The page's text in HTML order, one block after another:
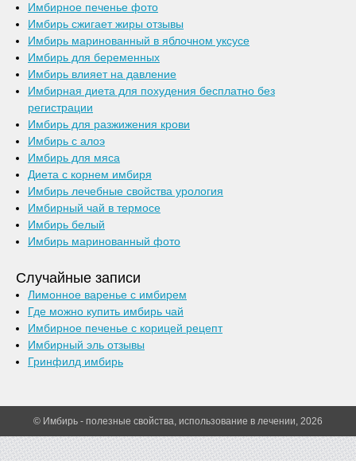
Имбирное печенье фото
Имбирь сжигает жиры отзывы
Имбирь маринованный в яблочном уксусе
Имбирь для беременных
Имбирь влияет на давление
Имбирная диета для похудения бесплатно без
регистрации
Имбирь для разжижения крови
Имбирь с алоэ
Имбирь для мяса
Диета с корнем имбиря
Имбирь лечебные свойства урология
Имбирный чай в термосе
Имбирь белый
Имбирь маринованный фото
Случайные записи
Лимонное варенье с имбирем
Где можно купить имбирь чай
Имбирное печенье с корицей рецепт
Имбирный эль отзывы
Гринфилд имбирь
© Имбирь - полезные свойства, использование в лечении, 2026